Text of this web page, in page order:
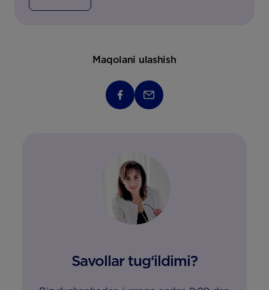
Maqolani ulashish
Savollar tug‘ildimi?